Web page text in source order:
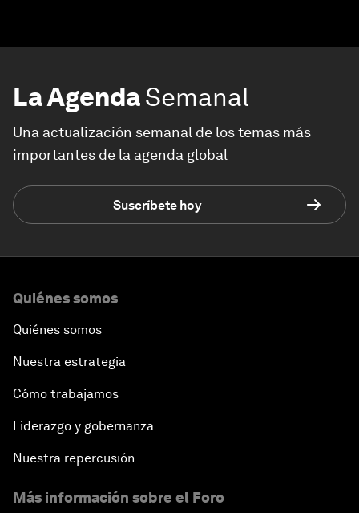
La AgendaSemanal
Una actualización semanal de los temas más
importantes de la agenda global
Suscríbete hoy
Quiénes somos
Quiénes somos
Nuestra estrategia
Cómo trabajamos
Liderazgo y gobernanza
Nuestra repercusión
Más información sobre el Foro